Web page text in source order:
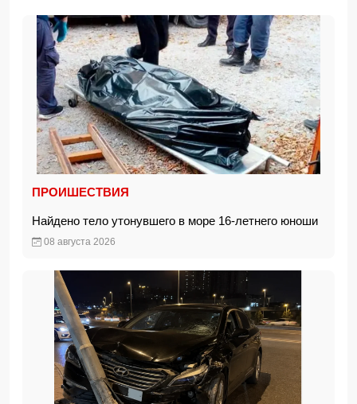
ПРОИШЕСТВИЯ
Найдено тело утонувшего в море 16-летнего юноши
08 августа 2026